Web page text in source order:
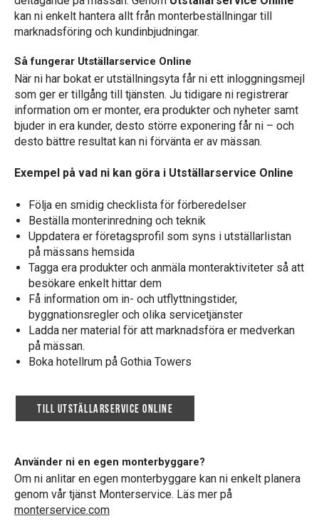
kan ni enkelt hantera allt från monterbeställningar till
marknadsföring och kundinbjudningar.
Så fungerar Utställarservice Online
När ni har bokat er utställningsyta får ni ett inloggningsmejl
som ger er tillgång till tjänsten. Ju tidigare ni registrerar
information om er monter, era produkter och nyheter samt
bjuder in era kunder, desto större exponering får ni – och
desto bättre resultat kan ni förvänta er av mässan.
Exempel på vad ni kan göra i Utställarservice Online
Följa en smidig checklista för förberedelser
Beställa monterinredning och teknik
Uppdatera er företagsprofil som syns i utställarlistan
på mässans hemsida
Tagga era produkter och anmäla monteraktiviteter så att
besökare enkelt hittar dem
Få information om in- och utflyttningstider,
byggnationsregler och olika servicetjänster
Ladda ner material för att marknadsföra er medverkan
på mässan.
Boka hotellrum på Gothia Towers
Till Utställarservice Online
Använder ni en egen monterbyggare?
Om ni anlitar en egen monterbyggare kan ni enkelt planera
genom vår tjänst Monterservice. Läs mer på
monterservice.com